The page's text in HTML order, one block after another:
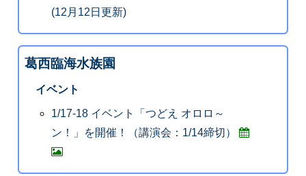
(12月12日更新)
葛西臨海水族園
イベント
1/17-18 イベント「つどえ オロロ～
ン！」を開催！（講演会：1/14締切）